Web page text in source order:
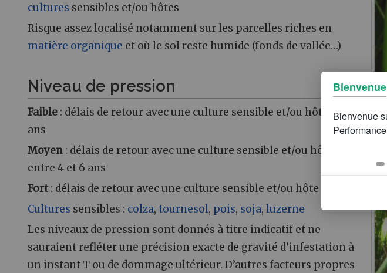
cultures sensibles et/ou hôtes
Risque assez localisé notamment sur les parcelles riches en
matière organique et où le sol reste humide (fonds de vallée…)
Niveau de pression
Faible : délais de retour avec une culture sensible et/ou hôte > 6
ans
Moyen : délais de retour avec une culture sensible et/ou hôte
entre 4 et 6 ans
Fort: délais de retour avec une culture sensible et/ou hôte < 4 ans
Cultures sensibles : colza, tournesol, pois, soja, luzerne
Les niveaux de pression sont donnés à titre indicatif et ne
sauraient refléter une précision exacte de gravité d’infestation à
un instant T ou de dommage ultérieur. D’autres facteurs propres
Bienvenue